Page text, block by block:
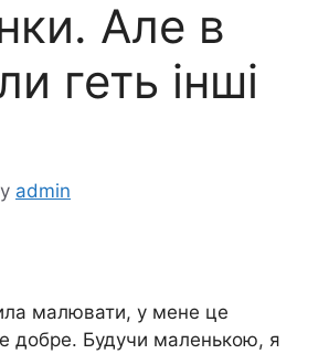
Але в
геть інші
admin
малювати, у мене це
добре. Будучи маленькою, я